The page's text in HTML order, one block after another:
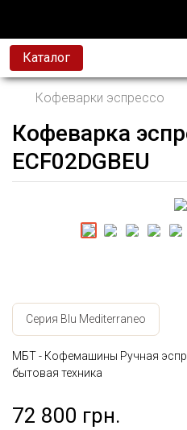
Каталог
Кофеварки эспрессо
Кофеварка
ECF02DGBEU
Серия Blu Mediterraneo
МБТ - Кофемашины Ручная
бытовая техника
72 800 грн.